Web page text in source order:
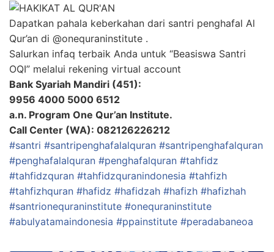
Dapatkan pahala keberkahan dari santri penghafal Al
Qur’an di @onequraninstitute .
Salurkan infaq terbaik Anda untuk “Beasiswa Santri
OQI” melalui rekening virtual account
Bank Syariah Mandiri (451):
9956 4000 5000 6512
a.n. Program One Qur’an Institute.
Call Center (WA): 082126226212
#santri #santripenghafalalquran #santripenghafalquran
#penghafalalquran #penghafalquran #tahfidz
#tahfidzquran #tahfidzquranindonesia #tahfizh
#tahfizhquran #hafidz #hafidzah #hafizh #hafizhah
#santrionequraninstitute #onequraninstitute
#abulyatamaindonesia #ppainstitute #peradabaneoa